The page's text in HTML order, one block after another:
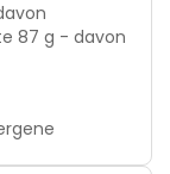
87 g - davon